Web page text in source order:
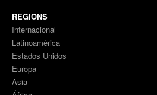
REGIONS
Internacional
Latinoamérica
Estados Unidos
Europa
Asia